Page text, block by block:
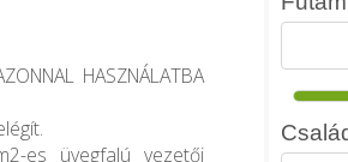
HASZNÁLATBA
es üvegfalú vezetői